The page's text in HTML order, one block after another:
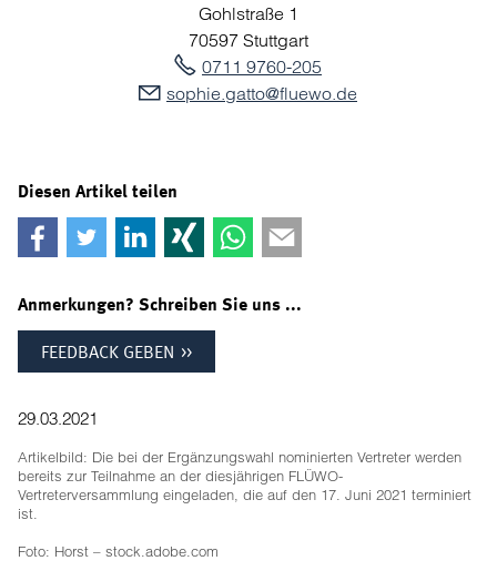
Gohlstraße 1
70597 Stuttgart
0711 9760-205
s ph g tt fl w d
Diesen Artikel teilen
Anmerkungen? Schreiben Sie uns ...
FEEDBACK GEBEN
29.03.2021
Artikelbild: Die bei der Ergänzungswahl nominierten Vertreter werden
bereits zur Teilnahme an der diesjährigen FLÜWO-
Vertreterversammlung eingeladen, die auf den 17. Juni 2021 terminiert
ist.
Foto: Horst – stock.adobe.com